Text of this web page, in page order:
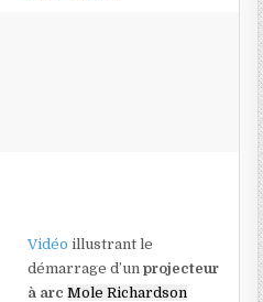
Vidéo illustrant le
démarrage d’unprojecteur
à arc Mole Richardson